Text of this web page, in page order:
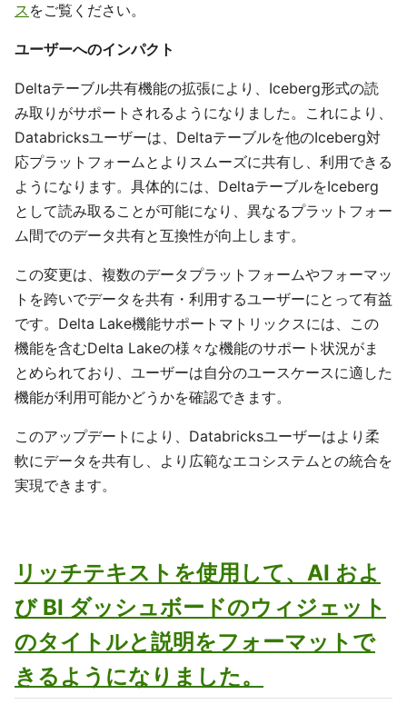
ス をご覧ください。
ユーザーへのインパクト
Deltaテーブル共有機能の拡張により、Iceberg形式の読
み取りがサポートされるようになりました。これにより、
Databricksユーザーは、Deltaテーブルを他のIceberg対
応プラットフォームとよりスムーズに共有し、利用できる
ようになります。具体的には、DeltaテーブルをIceberg
として読み取ることが可能になり、異なるプラットフォー
ム間でのデータ共有と互換性が向上します。
この変更は、複数のデータプラットフォームやフォーマッ
トを跨いでデータを共有・利用するユーザーにとって有益
です。Delta Lake機能サポートマトリックスには、この
機能を含むDelta Lakeの様々な機能のサポート状況がま
とめられており、ユーザーは自分のユースケースに適した
機能が利用可能かどうかを確認できます。
このアップデートにより、Databricksユーザーはより柔
軟にデータを共有し、より広範なエコシステムとの統合を
実現できます。
リッチテキストを使用して、AI およ
び BI ダッシュボードのウィジェット
のタイトルと説明をフォーマットで
きるようになりました。